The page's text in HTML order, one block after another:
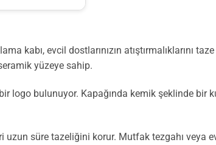
kabı, evcil dostlarınızın atıştırmalıklarını
yüzeye sahip.
logo bulunuyor. Kapağında kemik şeklinde bir
uzun süre tazeliğini korur. Mutfak tezgahı veya